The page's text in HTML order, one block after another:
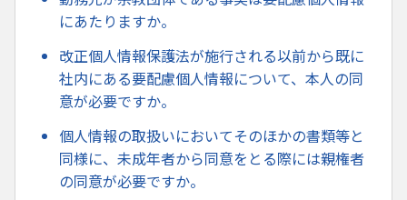
にあたりますか。
改正個人情報保護法が施行される以前から既に
社内にある要配慮個人情報について、本人の同
意が必要ですか。
個人情報の取扱いにおいてそのほかの書類等と
同様に、未成年者から同意をとる際には親権者
の同意が必要ですか。